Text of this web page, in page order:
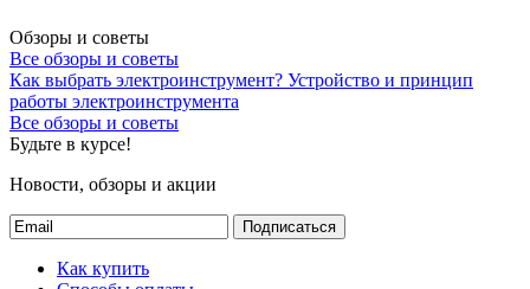
Обзоры и советы
Все обзоры и советы
Как выбрать электроинструмент? Устройство и принцип
работы электроинструмента
Все обзоры и советы
Будьте в курсе!
Новости, обзоры и акции
Подписаться
Как купить